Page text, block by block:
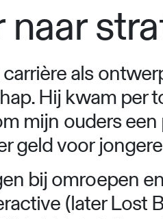
als
Hij kwam per
mijn ouders
geld voor
bij omroepen
(later Lost